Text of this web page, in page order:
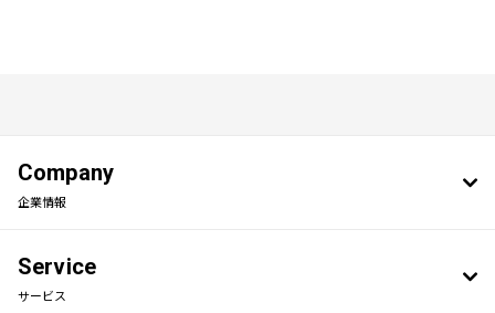
Company
企業情報
Service
サービス